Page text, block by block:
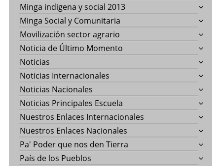
Minga indigena y social 2013
Minga Social y Comunitaria
Movilización sector agrario
Noticia de Último Momento
Noticias
Noticias Internacionales
Noticias Nacionales
Noticias Principales Escuela
Nuestros Enlaces Internacionales
Nuestros Enlaces Nacionales
Pa' Poder que nos den Tierra
País de los Pueblos